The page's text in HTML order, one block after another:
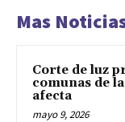
Mas
Corte de luz
comunas de
afecta
mayo 9, 2026